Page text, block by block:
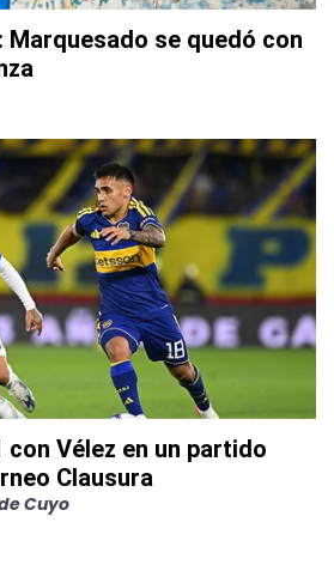
Marquesado se quedó con
con Vélez en un partido
Clausura
Cuyo